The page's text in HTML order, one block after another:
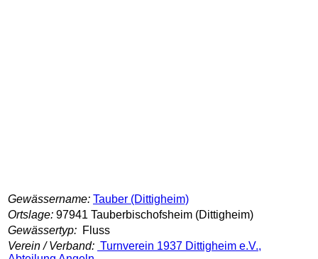
Gewässername: Tauber (Dittigheim)
Ortslage: 97941 Tauberbischofsheim (Dittigheim)
Gewässertyp: Fluss
Verein / Verband: Turnverein 1937 Dittigheim e.V.,